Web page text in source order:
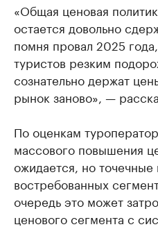
«Общая ценовая
остается довольно
помня провал 2025
туристов резким
сознательно держат
рынок заново», —
По оценкам
массового повышения
ожидается, но
востребованных
очередь это может
ценового сегмента с